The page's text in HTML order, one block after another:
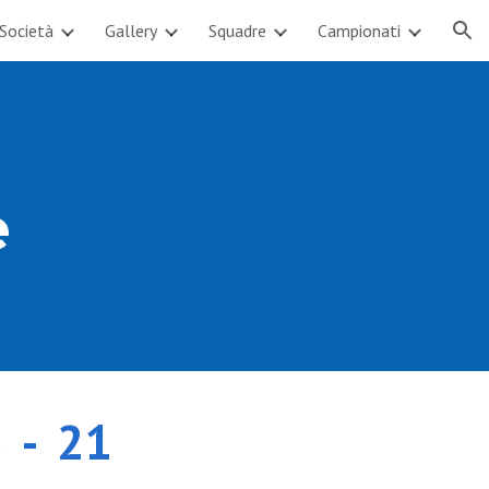
Società Gallery Squadre Campionati
- 21